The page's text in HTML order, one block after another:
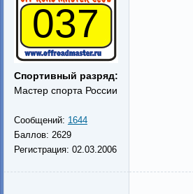
037
Спортивный разряд:
Мастер спорта России
Сообщений: 1644
Баллов: 2629
Регистрация: 02.03.2006